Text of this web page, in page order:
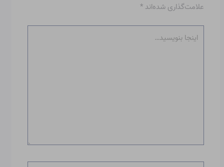
علامت‌گذاری شده‌اند*
بنویسید…